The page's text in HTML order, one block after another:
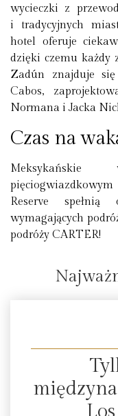
wycieczki z
i tradycyjnych
hotel oferuje
dzięki czemu każdy
Zadún znajduje
Cabos,
Normana i Jacka
Czas na
Reserve spełnią
wymagających
podróży CARTER!